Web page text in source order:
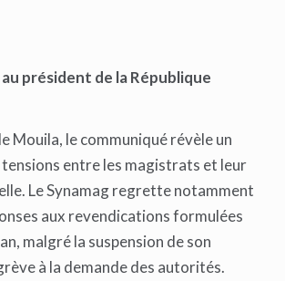
président de la République
Mouila, le communiqué révèle un
entre les magistrats et leur
Le Synamag regrette notamment
aux revendications formulées
malgré la suspension de son
à la demande des autorités.